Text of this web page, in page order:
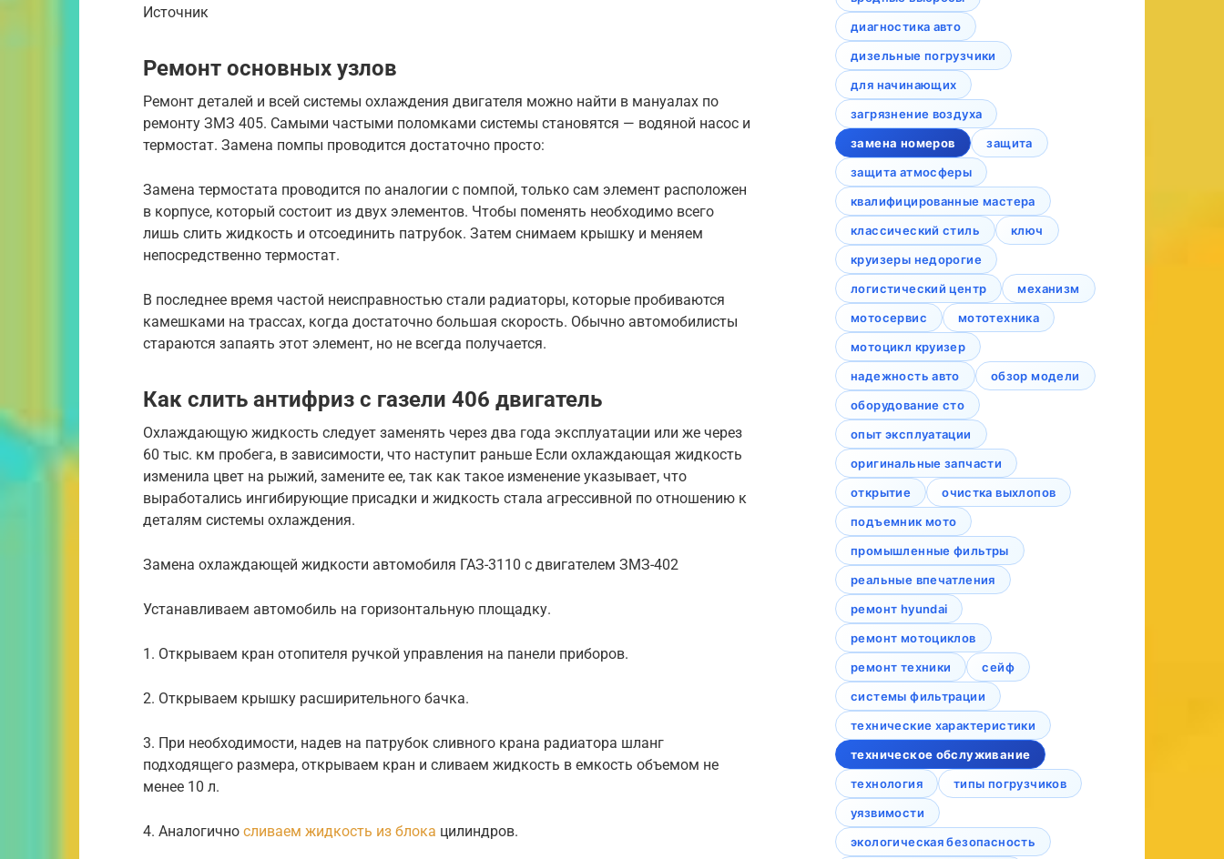
Источник
Ремонт основных узлов
Ремонт деталей и всей системы охлаждения двигателя можно найти в мануалах по
ремонту ЗМЗ 405. Самыми частыми поломками системы становятся — водяной насос и
термостат. Замена помпы проводится достаточно просто:
Замена термостата проводится по аналогии с помпой, только сам элемент расположен
в корпусе, который состоит из двух элементов. Чтобы поменять необходимо всего
лишь слить жидкость и отсоединить патрубок. Затем снимаем крышку и меняем
непосредственно термостат.
В последнее время частой неисправностью стали радиаторы, которые пробиваются
камешками на трассах, когда достаточно большая скорость. Обычно автомобилисты
стараются запаять этот элемент, но не всегда получается.
Как слить антифриз с газели 406 двигатель
Охлаждающую жидкость следует заменять через два года эксплуатации или же через
60 тыс. км пробега, в зависимости, что наступит раньше Если охлаждающая жидкость
изменила цвет на рыжий, замените ее, так как такое изменение указывает, что
выработались ингибирующие присадки и жидкость стала агрессивной по отношению к
деталям системы охлаждения.
Замена охлаждающей жидкости автомобиля ГАЗ-3110 с двигателем ЗМЗ-402
Устанавливаем автомобиль на горизонтальную площадку.
1. Открываем кран отопителя ручкой управления на панели приборов.
2. Открываем крышку расширительного бачка.
3. При необходимости, надев на патрубок сливного крана радиатора шланг
подходящего размера, открываем кран и сливаем жидкость в емкость объемом не
менее 10 л.
4. Аналогично сливаем жидкость из блока цилиндров.
диагностика авто
дизельные погрузчики
для начинающих
загрязнение воздуха
замена номеров
защита
защита атмосферы
квалифицированные мастера
классический стиль
ключ
круизеры недорогие
логистический центр
механизм
мотосервис
мототехника
мотоцикл круизер
надежность авто
обзор модели
оборудование сто
опыт эксплуатации
оригинальные запчасти
открытие
очистка выхлопов
подъемник мото
промышленные фильтры
реальные впечатления
ремонт hyundai
ремонт мотоциклов
ремонт техники
сейф
системы фильтрации
технические характеристики
техническое обслуживание
технология
типы погрузчиков
уязвимости
экологическая безопасность